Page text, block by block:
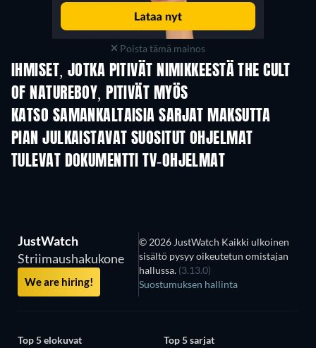
Poista tämä mainos
IHMISET, JOTKA PITIVÄT NIMIKKEESTÄ THE CULT
OF NATUREBOY, PITIVÄT MYÖS
TV
KATSO SAMANKALTAISIA SARJAT MAKSUTTA
TV
PIAN JULKAISTAVAT SUOSITUT OHJELMAT
TV TV
TULEVAT DOKUMENTTI TV-OHJELMAT
Kausi 1 Kausi 1
JustWatch
Striimaushakukone
We are hiring!
© 2026 JustWatch Kaikki ulkoinen
sisältö pysyy oikeutetun omistajan
hallussa. (3.13.0)
Suostumuksen hallinta
Top 5 elokuvat
Top 5 sarjat